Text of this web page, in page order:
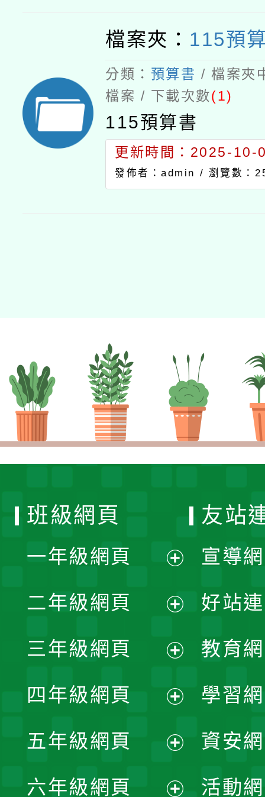
檔案夾： 115預
分類： 預算書 / 檔案夾
檔案 / 下載次數(1)
115預算書
更新時間：2025-10-
發佈者：admin / 瀏覽數：
班級網頁
一年級網頁
開
選
單
二年級網頁
開
選
單
三年級網頁
開
選
單
四年級網頁
開
選
五年級網頁
六年級網頁
友站
宣導
好站
教育
學習
資安
活動